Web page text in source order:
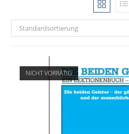
Standardsortierung
NICHT VORRÄTIG